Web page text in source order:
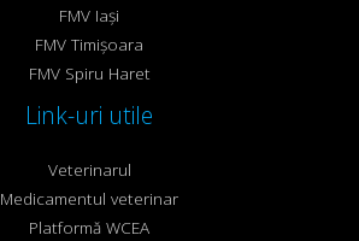
FMV Iași
FMV Timișoara
FMV Spiru Haret
Link-uri utile
Veterinarul
Medicamentul veterinar
Platformă WCEA